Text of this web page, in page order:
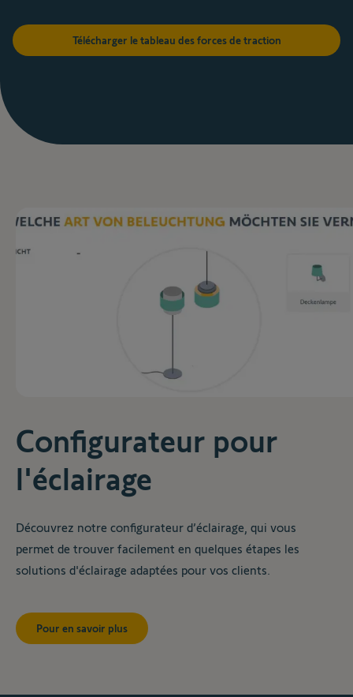
Télécharger le tableau des forces de traction
Configurateur pour
l'éclairage
Découvrez notre configurateur d’éclairage, qui vous
permet de trouver facilement en quelques étapes les
solutions d'éclairage adaptées pour vos clients.
Pour en savoir plus